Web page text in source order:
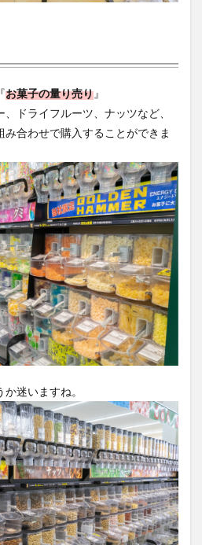
お菓子の量り売り』
ドライフルーツ、ナッツなど、
合わせで購入することができま
迷いますね。